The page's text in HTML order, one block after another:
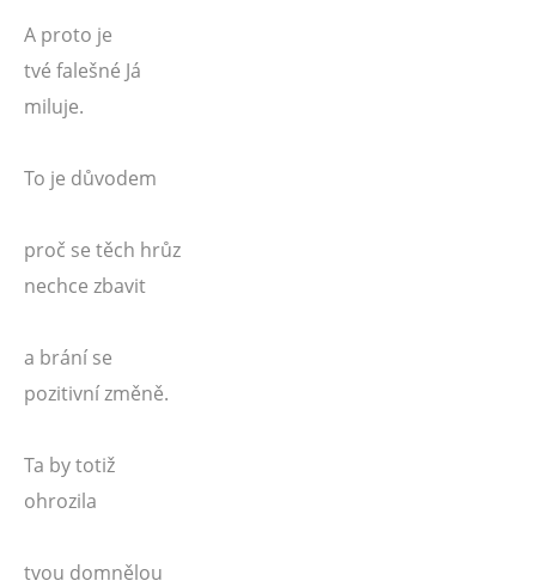
A proto je
tvé falešné Já
miluje.
To je důvodem
proč se těch hrůz
nechce zbavit
a brání se
pozitivní změně.
Ta by totiž
ohrozila
tvou domnělou